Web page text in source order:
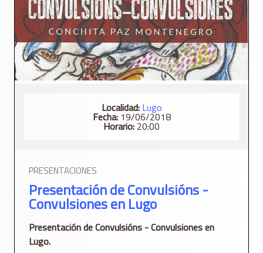
Localidad: Lugo
Fecha:19/06/2018
Horario: 20:00
PRESENTACIONES
Presentación de Convulsións -
Convulsiones en Lugo
Presentación de Convulsións - Convulsiones en
Lugo.